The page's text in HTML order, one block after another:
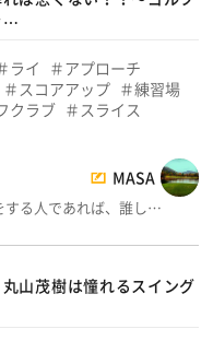
…
ライ
アプローチ
スコアアップ
練習場
クラブ
スライス
MASA
する人であれば、誰し…
山茂樹は憧れるスイング